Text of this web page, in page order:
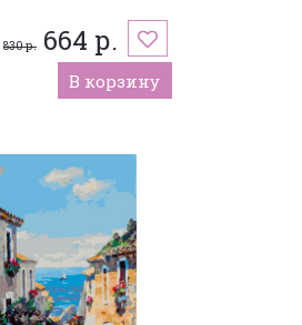
830 р.664 р.
В корзину